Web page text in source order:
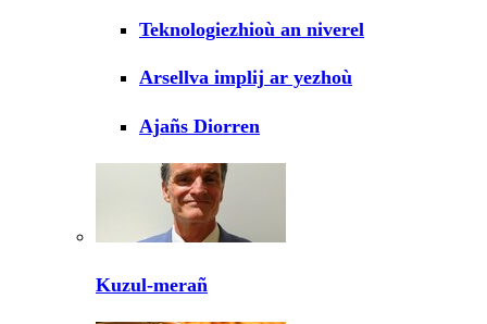
Teknologiezhioù an niverel
Arsellva implij ar yezhoù
Ajañs Diorren
Kuzul-merañ